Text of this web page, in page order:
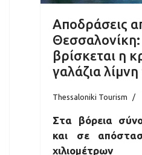
Αποδράσεις
βρίσκεται η
γαλάζια
Thessaloniki Tourism
Στα βόρεια
και σε